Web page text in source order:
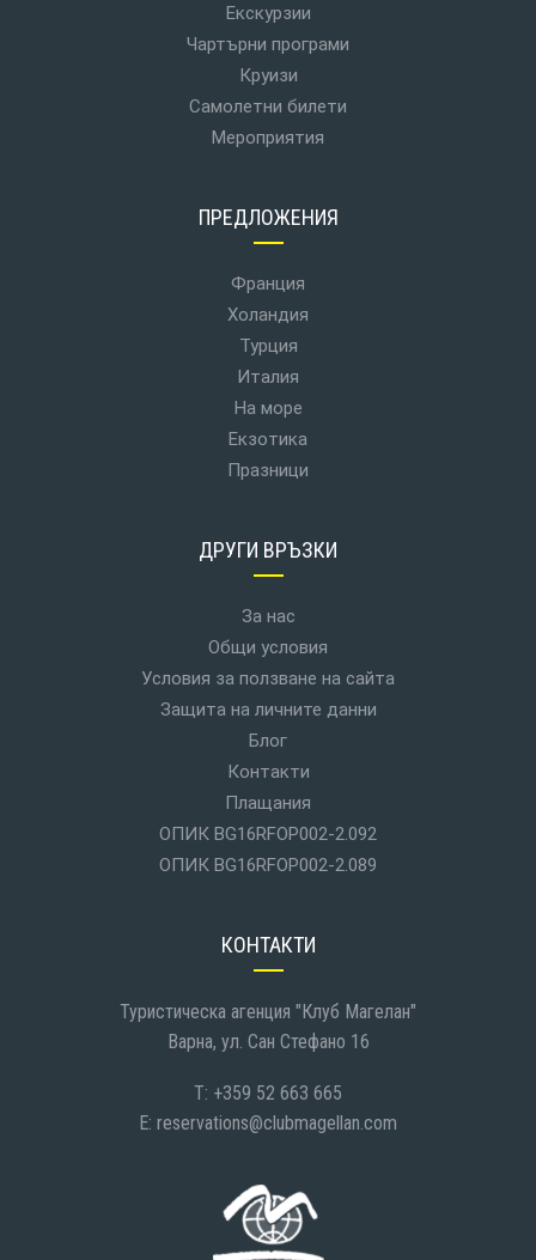
Екскурзии
Чартърни програми
Круизи
Самолетни билети
Мероприятия
ПРЕДЛОЖЕНИЯ
Франция
Холандия
Турция
Италия
На море
Екзотика
Празници
ДРУГИ ВРЪЗКИ
За нас
Общи условия
Условия за ползване на сайта
Защита на личните данни
Блог
Контакти
Плащания
ОПИК BG16RFOP002-2.092
ОПИК BG16RFOP002-2.089
КОНТАКТИ
Туристическа агенция "Клуб Магелан"
Варна, ул. Сан Стефано 16
T: +359 52 663 665
E: reservations@clubmagellan.com